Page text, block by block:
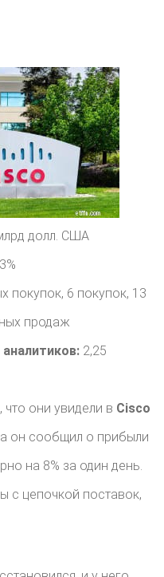
долл. США
покупок, 6 покупок, 13
продаж
2,25
что они увидели в Cisco
он сообщил о прибыли
на 8% за один день.
с цепочкой поставок,